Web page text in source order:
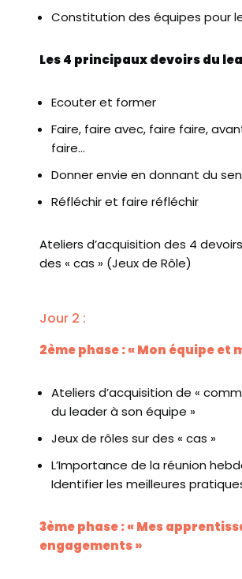
Constitution des équipes pour
Les 4 principaux devoirs du
Ecouter et former
Faire, faire avec, faire faire,
faire…
Donner envie en donnant du
Réfléchir et faire réfléchir
Ateliers d’acquisition des 4
des « cas » (Jeux de Rôle)
Jour 2 :
2ème phase : « Mon équipe et
Ateliers d’acquisition de «
du leader à son équipe »
Jeux de rôles sur des « cas »
L’Importance de la réunion
Identifier les meilleures
3ème phase : « Mes
engagements »